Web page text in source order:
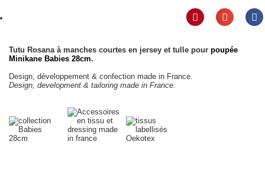
Tutu Rosana à manches courtes en jersey et tulle pour poupée
Minikane Babies 28cm.
Design, développement & confection made in France.
Design, development & tailoring made in France.